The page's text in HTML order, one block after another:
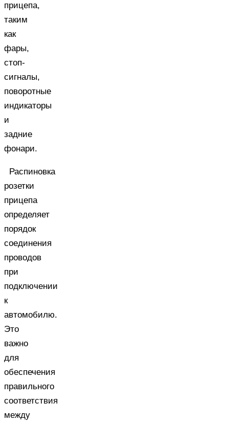
прицепа,
таким
как
фары,
стоп-
сигналы,
поворотные
индикаторы
и
задние
фонари.
Распиновка
розетки
прицепа
определяет
порядок
соединения
проводов
при
подключении
к
автомобилю.
Это
важно
для
обеспечения
правильного
соответствия
между